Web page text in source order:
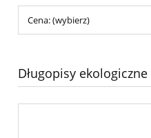
Cena: (wybierz)
Długopisy ekologiczne